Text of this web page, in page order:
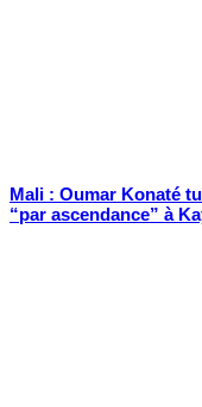
Mali : Oumar Konaté
“par ascendance” à